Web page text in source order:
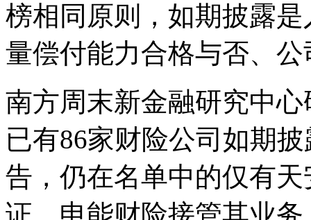
榜相同原则，如期披露
量偿付能力合格与否、
南方周末新金融研究中
已有86家财险公司如期
告，仍在名单中的仅有